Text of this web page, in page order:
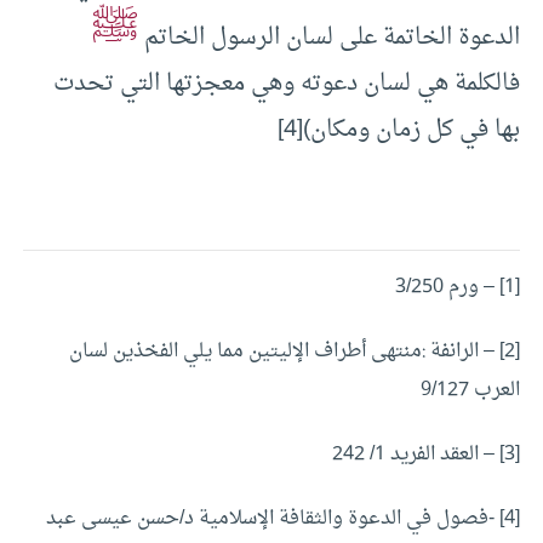
الدعوة الخاتمة على لسان الرسول الخاتمﷺ
فالكلمة هي لسان دعوته وهي معجزتها التي تحدت
بها في كل زمان ومكان)[4]
[1] – ورم 3/250
[2] – الرانفة :منتهى أطراف الإليتين مما يلي الفخذين لسان
العرب 9/127
[3] – العقد الفريد 1/ 242
[4] -فصول في الدعوة والثقافة الإسلامية د/حسن عيسى عبد